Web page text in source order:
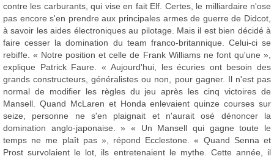
contre les carburants, qui vise en fait Elf. Certes, le milliardaire n'ose
pas encore s'en prendre aux principales armes de guerre de Didcot,
à savoir les aides électroniques au pilotage. Mais il est bien décidé à
faire cesser la domination du team franco-britannique. Celui-ci se
rebiffe. « Notre position et celle de Frank Williams ne font qu'une »,
explique Patrick Faure. « Aujourd'hui, les écuries ont besoin des
grands constructeurs, généralistes ou non, pour gagner. Il n'est pas
normal de modifier les règles du jeu après les cinq victoires de
Mansell. Quand McLaren et Honda enlevaient quinze courses sur
seize, personne ne s'en plaignait et n'aurait osé dénoncer la
domination anglo-japonaise. » « Un Mansell qui gagne toute le
temps ne me plaît pas », répond Ecclestone. « Quand Senna et
Prost survolaient le lot, ils entretenaient le mythe. Cette année, il